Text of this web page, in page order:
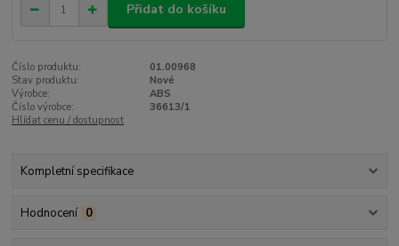
Přidat do košíku
Číslo produktu:
01.00968
Stav produktu:
Nové
Výrobce:
ABS
Číslo výrobce:
36613/1
Hlídat cenu / dostupnost
Kompletní specifikace
Hodnocení 0